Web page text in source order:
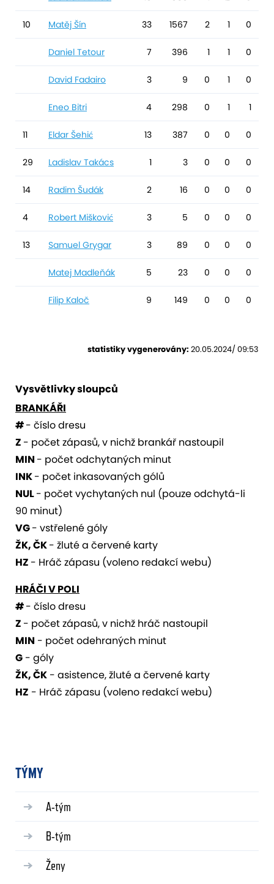
10 Matěj Šín 33 1567 2 1 0
Daniel Tetour 7 396 1 1 0
David Fadairo 3 9 0 1 0
Eneo Bitri 4 298 0 1 1
11 Eldar Šehić 13 387 0 0 0
29 Ladislav Takács 1 3 0 0 0
14 Radim Šudák 2 16 0 0 0
4 Robert Mišković 3 5 0 0 0
13 Samuel Grygar 3 89 0 0 0
Matej Madleňák 5 23 0 0 0
Filip Kaloč 9 149 0 0 0
statistiky vygenerovány: 20.05.2024/ 09:53
Vysvětlivky sloupců
BRANKÁŘI
#- číslo dresu
Z - počet zápasů, v nichž brankář nastoupil
MIN - počet odchytaných minut
INK- počet inkasovaných gólů
NUL- počet vychytaných nul (pouze odchytá-li
90 minut)
VG- vstřelené góly
ŽK, ČK- žluté a červené karty
HZ - Hráč zápasu (voleno redakcí webu)
HRÁČI V POLI
#- číslo dresu
Z - počet zápasů, v nichž hráč nastoupil
MIN - počet odehraných minut
G - góly
ŽK, ČK - asistence, žluté a červené karty
HZ - Hráč zápasu (voleno redakcí webu)
TÝMY
A-tým
B-tým
Ženy